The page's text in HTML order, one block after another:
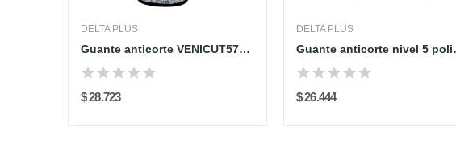
DELTA PLUS
Guante anticorte VENICUT57G3 - Nitrilo en palma...
$ 28.723
DELTA PLUS
Guante
$ 26.444